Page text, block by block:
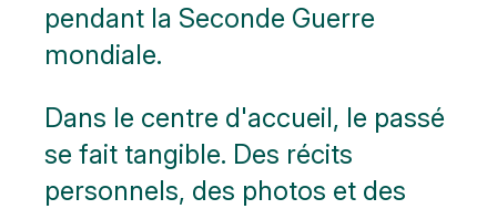
pendant la Seconde Guerre
mondiale.
Dans le centre d'accueil, le passé
se fait tangible. Des récits
personnels, des photos et des